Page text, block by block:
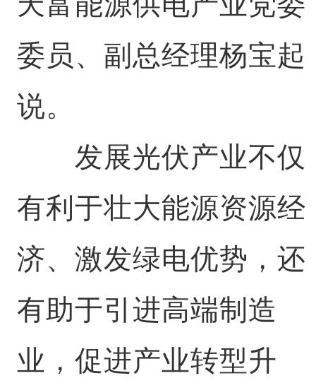
委员、副总经理杨宝起
说。
发展光伏产业不仅
有利于壮大能源资源经
济、激发绿电优势，还
有助于引进高端制造
业，促进产业转型升